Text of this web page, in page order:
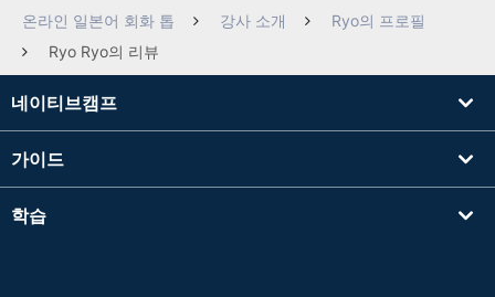
온라인 일본어 회화 톱 강사 소개
Ryo의 프로필
Ryo Ryo의 리뷰
네이티브캠프
가이드
학습